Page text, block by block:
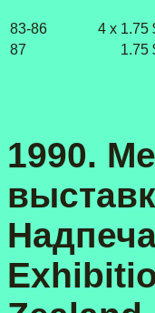
83-86 4 x 1.75
87
1.75
1990.